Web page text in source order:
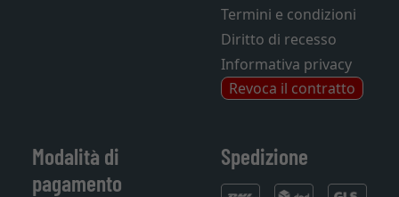
Termini e condizioni
Diritto di recesso
Informativa privacy
Revoca il contratto
Modalità di
pagamento
Spedizione